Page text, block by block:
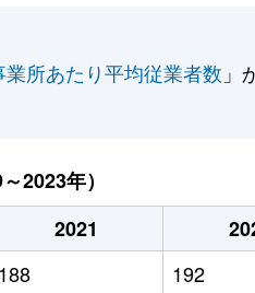
所あたり平均従業者数 」
2023年）
2021
188 192